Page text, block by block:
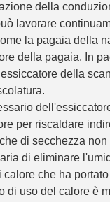
della
lavorare
la pagaia della
della pagaia. In
della
per riscaldare
di secchezza
di eliminare
calore che ha
di uso del calore è